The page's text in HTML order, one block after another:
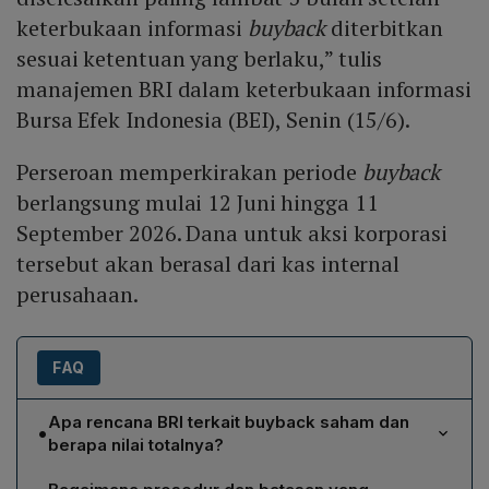
keterbukaan informasi buybackditerbitkan
sesuai ketentuan yang berlaku,” tulis
manajemen BRI dalam keterbukaan informasi
Bursa Efek Indonesia (BEI), Senin (15/6).
Perseroan memperkirakan periode buyback
berlangsung mulai 12 Juni hingga 11
September 2026. Dana untuk aksi korporasi
tersebut akan berasal dari kas internal
perusahaan.
FAQ
•Apa rencana BRI terkait buyback saham dan
berapa nilai totalnya?
BRI berencana melakukan pembelian kembali saham